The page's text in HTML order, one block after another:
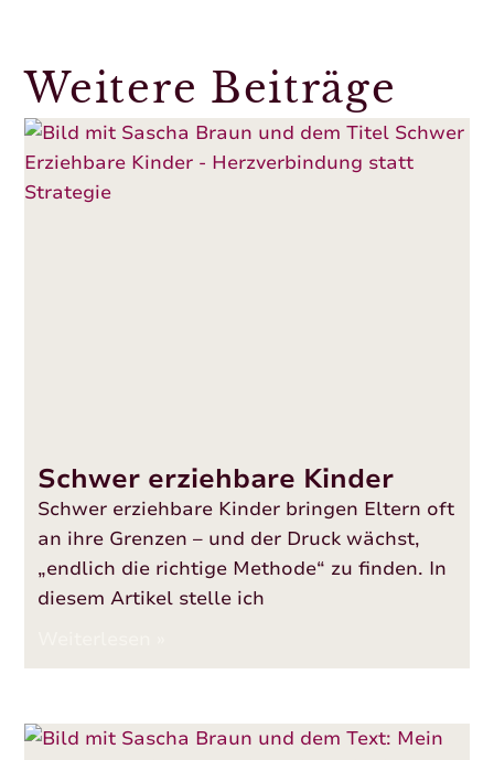
Weitere Beiträge
Schwer erziehbare Kinder
Schwer erziehbare Kinder bringen Eltern oft
an ihre Grenzen – und der Druck wächst,
„endlich die richtige Methode“ zu finden. In
diesem Artikel stelle ich